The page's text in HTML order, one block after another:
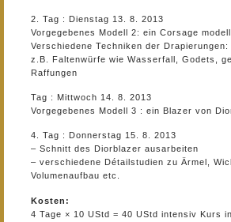
2. Tag : Dienstag 13. 8. 2013
Vorgegebenes Modell 2: ein Corsage
Verschiedene Techniken der Drapierungen:
z.B. Faltenwürfe wie Wasserfall, Godets,
Raffungen
Tag : Mittwoch 14. 8. 2013
Vorgegebenes Modell 3 : ein Blazer von
4. Tag : Donnerstag 15. 8. 2013
– Schnitt des Diorblazer ausarbeiten
– verschiedene Détailstudien zu Ärmel,
Volumenaufbau etc.
Kosten:
4 Tage × 10 UStd = 40 UStd intensiv Kurs